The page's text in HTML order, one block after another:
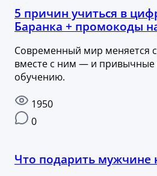
5 причин учиться в
Баранка + промокоды
Современный мир меняется
вместе с ним — и привычные
обучению.
1950
0
Что подарить мужчине